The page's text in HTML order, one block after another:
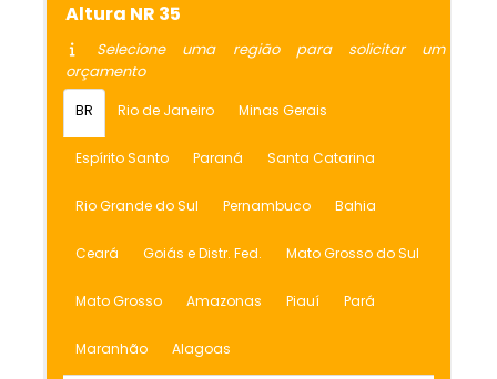
Altura NR 35
Selecione uma região para solicitar um
orçamento
BR Rio de Janeiro Minas Gerais
Espírito Santo Paraná Santa Catarina
Rio Grande do Sul Pernambuco Bahia
Ceará Goiás e Distr. Fed. Mato Grosso do Sul
Mato Grosso Amazonas Piauí Pará
Maranhão Alagoas